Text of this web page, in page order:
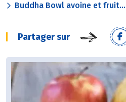
Buddha Bowl avoine et fruit...
Partager sur